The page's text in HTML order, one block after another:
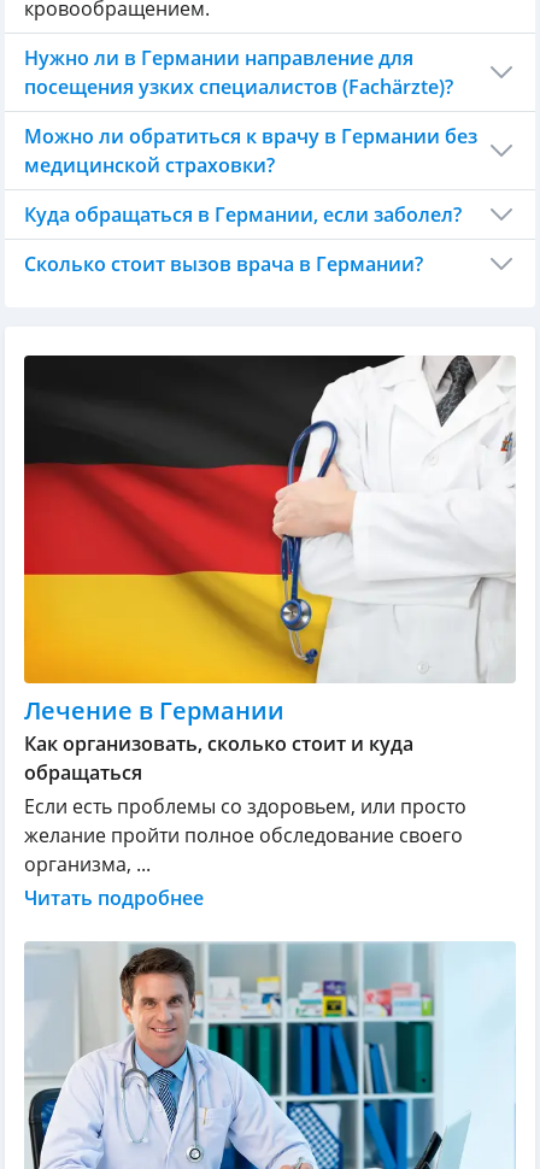
кровообращением.
Нужно ли в Германии направление для
посещения узких специалистов (Fachärzte)?
Можно ли обратиться к врачу в Германии без
медицинской страховки?
Куда обращаться в Германии, если заболел?
Сколько стоит вызов врача в Германии?
Лечение в Германии
Как организовать, сколько стоит и куда
обращаться
Если есть проблемы со здоровьем, или просто
желание пройти полное обследование своего
организма, ...
Читать подробнее